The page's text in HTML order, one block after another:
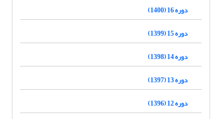
دوره 16 (1400)
دوره 15 (1399)
دوره 14 (1398)
دوره 13 (1397)
دوره 12 (1396)